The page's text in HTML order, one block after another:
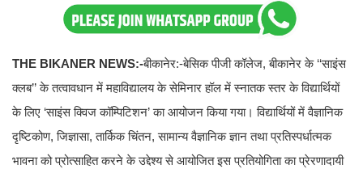
THE BIKANER NEWS:-बीकानेर:-बेसिक पीजी कॉलेज, बीकानेर के ‘‘साइंस
क्लब’’ के तत्वावधान में महाविद्यालय के सेमिनार हॉल में स्नातक स्तर के विद्यार्थियों
के लिए ‘साइंस क्विज कॉम्पिटिशन’ का आयोजन किया गया। विद्यार्थियों में वैज्ञानिक
दृष्टिकोण, जिज्ञासा, तार्किक चिंतन, सामान्य वैज्ञानिक ज्ञान तथा प्रतिस्पर्धात्मक
भावना को प्रोत्साहित करने के उद्देश्य से आयोजित इस प्रतियोगिता का प्रेरणादायी